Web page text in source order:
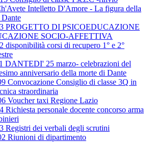
Intelletto D'Amore - La figura della
PROGETTO DI PSICOEDUCAZIONE
SOCIO-AFFETTIVA
disponibilità corsi di recupero 1° e 2°
DANTEDI' 25 marzo- celebrazioni del
anniversario della morte di Dante
Convocazione Consiglio di classe 3Q in
straordinaria
Voucher taxi Regione Lazio
Richiesta personale docente concorso arma
Registri dei verbali degli scrutini
Riunioni di dipartimento